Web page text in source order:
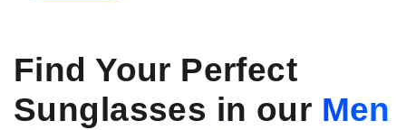
Find Your Perfect
Sunglasses in our Men